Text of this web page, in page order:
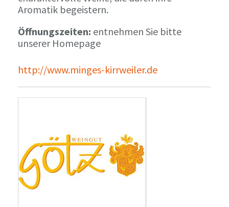
Aromatik begeistern.
Öffnungszeiten: entnehmen Sie bitte
unserer Homepage
http://www.minges-kirrweiler.de